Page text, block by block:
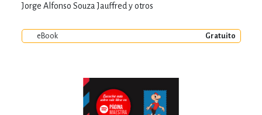
Jorge Alfonso Souza Jauffred y otros
eBook Gratuito